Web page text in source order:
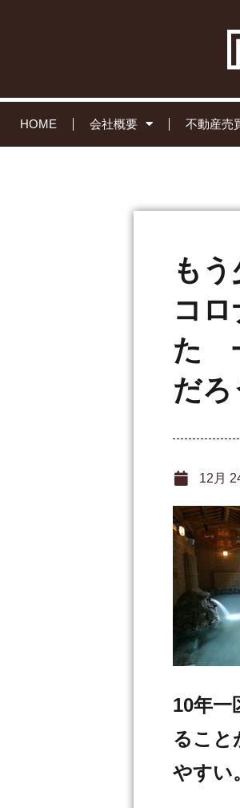
HOME 会社概要 不動産売
も
コ
た
だろ
12月
10年一
ること
やすい